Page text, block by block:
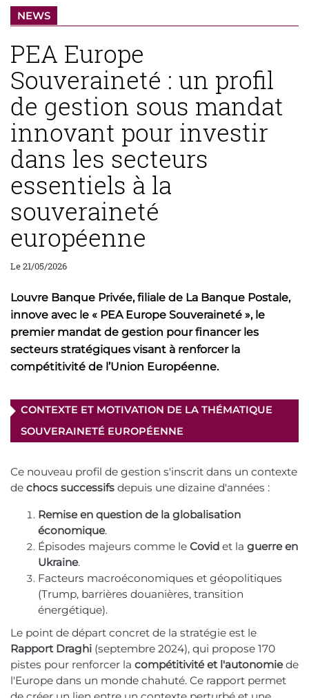
NEWS
PEA Europe
Souveraineté : un profil
de gestion sous mandat
innovant pour investir
dans les secteurs
essentiels à la
souveraineté
européenne
Le 21/05/2026
Louvre Banque Privée, filiale de La Banque Postale,
innove avec le « PEA Europe Souveraineté », le
premier mandat de gestion pour financer les
secteurs stratégiques visant à renforcer la
compétitivité de l’Union Européenne.
CONTEXTE ET MOTIVATION DE LA THÉMATIQUE
SOUVERAINETÉ EUROPÉENNE
Ce nouveau profil de gestion s'inscrit dans un contexte
de chocs successifs depuis une dizaine d'années :
Remise en question de la globalisation
économique.
Épisodes majeurs comme le Covid et la guerre en
Ukraine.
Facteurs macroéconomiques et géopolitiques
(Trump, barrières douanières, transition
énergétique).
Le point de départ concret de la stratégie est le
Rapport Draghi (septembre 2024), qui propose 170
pistes pour renforcer la compétitivité et l'autonomiede
l'Europe dans un monde chahuté. Ce rapport permet